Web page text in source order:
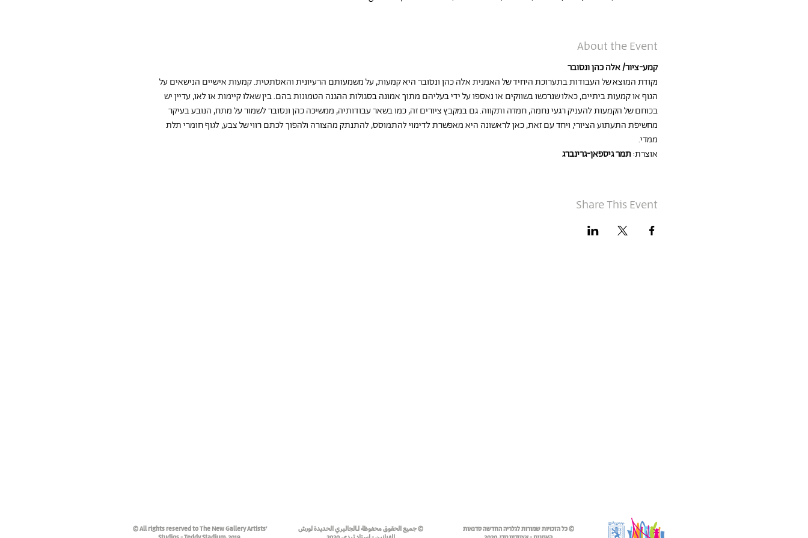
About the Event
קמע-ציור/ אלה כהן ונסובר
נקודת המוצא של העבודות בתערוכת היחיד של האמנית אלה כהן ונסובר היא קמעות, על משמעותם הרעיונית והאסתטית. קמעות אישיים הנישאים על
הגוף או קמעות ביתיים, כאלו שנרכשו בשווקים או נאספו על ידי בעליהם מתוך אמונה בסגולות ההגנה הטמונות בהם. בין שאלו קיימות או לאו, עדיין יש
בכוחם של הקמעות להעניק רגעי נחמה, חמדה ותקווה. גם במקבץ ציורים זה, כמו בשאר עבודותיה, ממשיכה כהן ונסובר לשמור על מתח, הנובע בעיקר
מחשיפת התעתוע הציורי, ויחד עם זאת, כאן לראשונה היא מאפשרת לדימוי להתמוסס, להתנתק מהצורה ולהפוך לכתם רווי של צבע, לגוף חומרי תלת
ממדי.
אוצרת: תמר גיספאן-גרינברג
Share This Event
© All rights reserved to The New Gallery Artists'
© جميع الحقوق محفوظة لـالجاليري الحديدة لورش
© כל הזכויות שמורות לגלריה החדשה סדנאות